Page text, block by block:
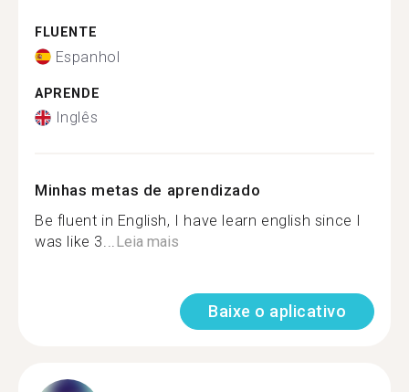
FLUENTE
Espanhol
APRENDE
Inglês
Minhas metas de aprendizado
Be fluent in English, I have learn english since I
was like 3...Leia mais
Baixe o aplicativo